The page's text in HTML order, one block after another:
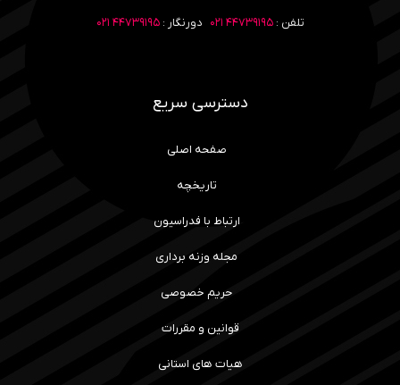
تلفن :۴۴۷۳۹۱۹۵ ۰۲۱ دورنگار :۴۴۷۳۹۱۹۵ ۰۲۱
دسترسی سریع
صفحه اصلی
تاریخچه
ارتباط با فدراسیون
مجله وزنه برداری
حریم خصوصی
قوانین و مقررات
هیات های استانی